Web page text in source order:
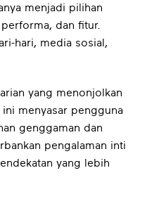
menjadi pilihan
dan fitur.
hari, media sosial,
yang menonjolkan
menyasar pengguna
genggaman dan
pengalaman inti
yang lebih